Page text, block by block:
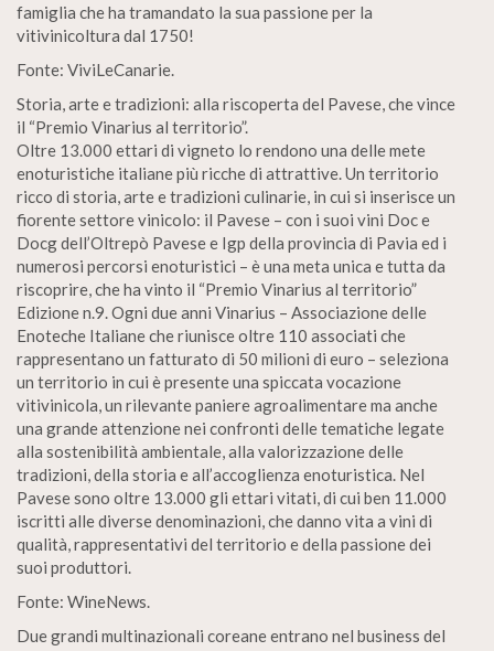
famiglia che ha tramandato la sua passione per la
vitivinicoltura dal 1750!
Fonte: ViviLeCanarie.
Storia, arte e tradizioni: alla riscoperta del Pavese, che vince
il “Premio Vinarius al territorio”.
Oltre 13.000 ettari di vigneto lo rendono una delle mete
enoturistiche italiane più ricche di attrattive. Un territorio
ricco di storia, arte e tradizioni culinarie, in cui si inserisce un
fiorente settore vinicolo: il Pavese – con i suoi vini Doc e
Docg dell’Oltrepò Pavese e Igp della provincia di Pavia ed i
numerosi percorsi enoturistici – è una meta unica e tutta da
riscoprire, che ha vinto il “Premio Vinarius al territorio”
Edizione n.9. Ogni due anni Vinarius – Associazione delle
Enoteche Italiane che riunisce oltre 110 associati che
rappresentano un fatturato di 50 milioni di euro – seleziona
un territorio in cui è presente una spiccata vocazione
vitivinicola, un rilevante paniere agroalimentare ma anche
una grande attenzione nei confronti delle tematiche legate
alla sostenibilità ambientale, alla valorizzazione delle
tradizioni, della storia e all’accoglienza enoturistica. Nel
Pavese sono oltre 13.000 gli ettari vitati, di cui ben 11.000
iscritti alle diverse denominazioni, che danno vita a vini di
qualità, rappresentativi del territorio e della passione dei
suoi produttori.
Fonte: WineNews.
Due grandi multinazionali coreane entrano nel business del